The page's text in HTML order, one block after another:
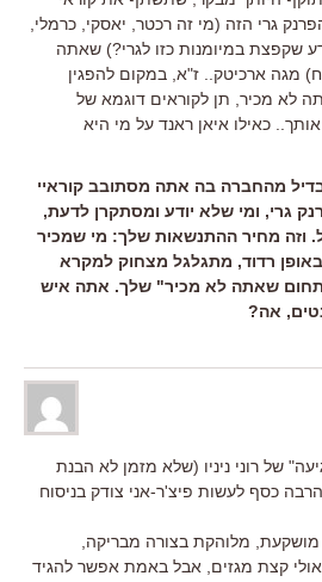
גרי הזה (מי זה רכטר, יאסקי, כרמלי,
שקפצת במיומנות כזו לגרי?) שאתה
מגה ארכיטק.. ז"א, במקום להפגין
לא מכיר, תן לקוראים דוגמא של
אותך.. כאילו איאן ראנד על מי היא
מהחברה בה אתה מסתובב קוראיי
גרי, ומי שלא יודע ומסתקרן לדעת,
וזה מחיר ההתנשאות שלך: מי שמכיר
באופן רדוד, מתגלגל מצחוק למקרא
שאתה לא מכיר" שלך. אתה איש
אה?
של רוני ניניו (שלא מזמן לא הבנת
כסף לעשות פיצ'ר-אני צודק בניסוח
מלוהקת בצורה מבריקה,
אולי קצת מגזים, אבל באמת אפשר להגיד